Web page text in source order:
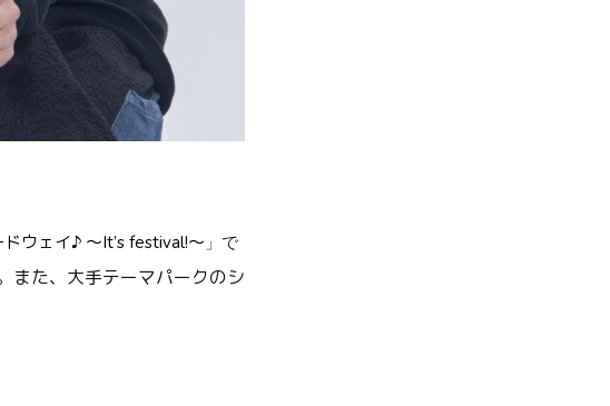
ウェイ♪ 〜It’s festival!〜 」で
た、 大手テーマパークのシ